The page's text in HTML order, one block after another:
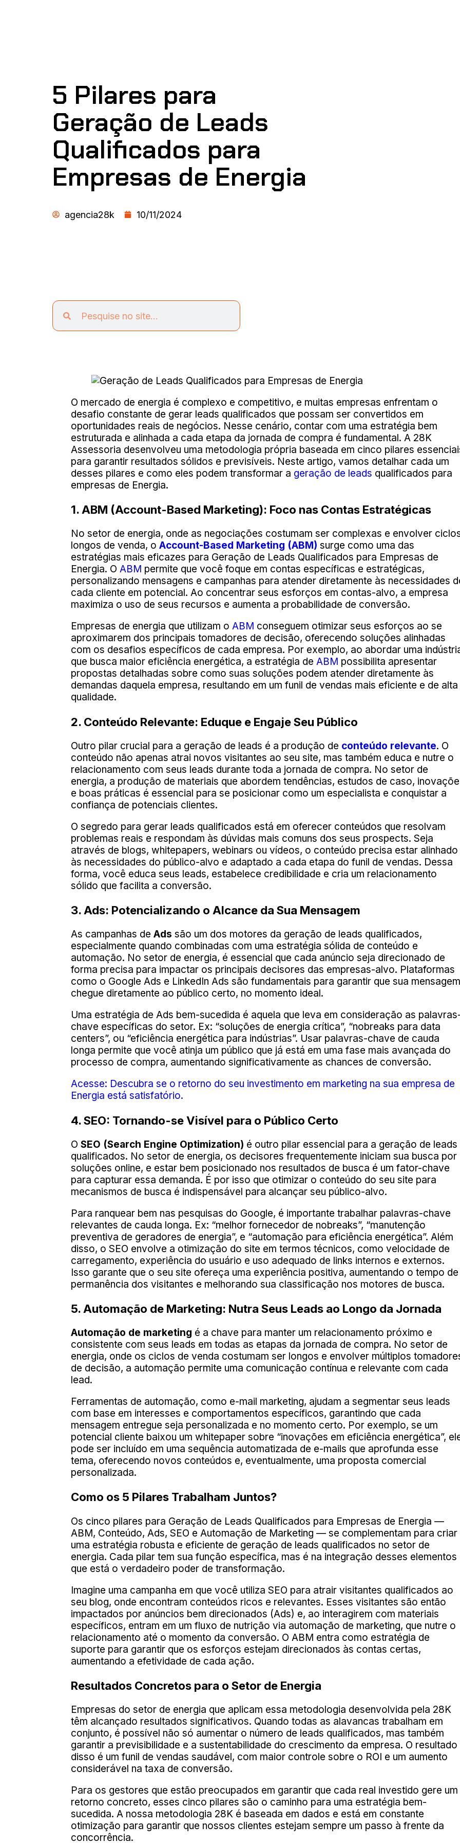
5 Pilares para
Geração de Leads
Qualificados para
Empresas de Energia
agencia28k 10/11/2024
O mercado de energia é complexo e competitivo, e muitas empresas enfrentam o
desafio constante de gerar leads qualificados que possam ser convertidos em
oportunidades reais de negócios. Nesse cenário, contar com uma estratégia bem
estruturada e alinhada a cada etapa da jornada de compra é fundamental. A 28K
Assessoria desenvolveu uma metodologia própria baseada em cinco pilares
para garantir resultados sólidos e previsíveis. Neste artigo, vamos detalhar cada um
desses pilares e como eles podem transformar a geração de leads qualificados para
empresas de Energia.
1. ABM (Account-Based Marketing): Foco nas Contas Estratégicas
No setor de energia, onde as negociações costumam ser complexas e envolver
longos de venda, o Account-Based Marketing (ABM) surge como uma das
estratégias mais eficazes para Geração de Leads Qualificados para Empresas de
Energia. O ABM permite que você foque em contas específicas e estratégicas,
personalizando mensagens e campanhas para atender diretamente às necessidades
cada cliente em potencial. Ao concentrar seus esforços em contas-alvo, a empresa
maximiza o uso de seus recursos e aumenta a probabilidade de conversão.
Empresas de energia que utilizam o ABM conseguem otimizar seus esforços ao se
aproximarem dos principais tomadores de decisão, oferecendo soluções alinhadas
com os desafios específicos de cada empresa. Por exemplo, ao abordar uma
que busca maior eficiência energética, a estratégia de ABM possibilita apresentar
propostas detalhadas sobre como suas soluções podem atender diretamente às
demandas daquela empresa, resultando em um funil de vendas mais eficiente e de alta
qualidade.
2. Conteúdo Relevante: Eduque e Engaje Seu Público
Outro pilar crucial para a geração de leads é a produção de conteúdo relevante. O
conteúdo não apenas atrai novos visitantes ao seu site, mas também educa e nutre o
relacionamento com seus leads durante toda a jornada de compra. No setor de
energia, a produção de materiais que abordem tendências, estudos de caso,
e boas práticas é essencial para se posicionar como um especialista e conquistar a
confiança de potenciais clientes.
O segredo para gerar leads qualificados está em oferecer conteúdos que resolvam
problemas reais e respondam às dúvidas mais comuns dos seus prospects. Seja
através de blogs, whitepapers, webinars ou vídeos, o conteúdo precisa estar alinhado
às necessidades do público-alvo e adaptado a cada etapa do funil de vendas. Dessa
forma, você educa seus leads, estabelece credibilidade e cria um relacionamento
sólido que facilita a conversão.
3. Ads: Potencializando o Alcance da Sua Mensagem
As campanhas de Ads são um dos motores da geração de leads qualificados,
especialmente quando combinadas com uma estratégia sólida de conteúdo e
automação. No setor de energia, é essencial que cada anúncio seja direcionado de
forma precisa para impactar os principais decisores das empresas-alvo. Plataformas
como o Google Ads e LinkedIn Ads são fundamentais para garantir que sua mensagem
chegue diretamente ao público certo, no momento ideal.
Uma estratégia de Ads bem-sucedida é aquela que leva em consideração as
chave específicas do setor. Ex: “soluções de energia crítica”, “nobreaks para data
centers”, ou “eficiência energética para indústrias”. Usar palavras-chave de cauda
longa permite que você atinja um público que já está em uma fase mais avançada do
processo de compra, aumentando significativamente as chances de conversão.
Acesse: Descubra se o retorno do seu investimento em marketing na sua empresa de
Energia está satisfatório.
4. SEO: Tornando-se Visível para o Público Certo
O SEO (Search Engine Optimization) é outro pilar essencial para a geração de leads
qualificados. No setor de energia, os decisores frequentemente iniciam sua busca por
soluções online, e estar bem posicionado nos resultados de busca é um fator-chave
para capturar essa demanda. É por isso que otimizar o conteúdo do seu site para
mecanismos de busca é indispensável para alcançar seu público-alvo.
Para ranquear bem nas pesquisas do Google, é importante trabalhar palavras-chave
relevantes de cauda longa. Ex: “melhor fornecedor de nobreaks”, “manutenção
preventiva de geradores de energia”, e “automação para eficiência energética”. Além
disso, o SEO envolve a otimização do site em termos técnicos, como velocidade de
carregamento, experiência do usuário e uso adequado de links internos e externos.
Isso garante que o seu site ofereça uma experiência positiva, aumentando o tempo de
permanência dos visitantes e melhorando sua classificação nos motores de busca.
5. Automação de Marketing: Nutra Seus Leads ao Longo da Jornada
Automação de marketing é a chave para manter um relacionamento próximo e
consistente com seus leads em todas as etapas da jornada de compra. No setor de
energia, onde os ciclos de venda costumam ser longos e envolver múltiplos
de decisão, a automação permite uma comunicação contínua e relevante com cada
lead.
Ferramentas de automação, como e-mail marketing, ajudam a segmentar seus leads
com base em interesses e comportamentos específicos, garantindo que cada
mensagem entregue seja personalizada e no momento certo. Por exemplo, se um
potencial cliente baixou um whitepaper sobre “inovações em eficiência energética”,
pode ser incluído em uma sequência automatizada de e-mails que aprofunda esse
tema, oferecendo novos conteúdos e, eventualmente, uma proposta comercial
personalizada.
Como os 5 Pilares Trabalham Juntos?
Os cinco pilares para Geração de Leads Qualificados para Empresas de Energia —
ABM, Conteúdo, Ads, SEO e Automação de Marketing — se complementam para criar
uma estratégia robusta e eficiente de geração de leads qualificados no setor de
energia. Cada pilar tem sua função específica, mas é na integração desses elementos
que está o verdadeiro poder de transformação.
Imagine uma campanha em que você utiliza SEO para atrair visitantes qualificados ao
seu blog, onde encontram conteúdos ricos e relevantes. Esses visitantes são então
impactados por anúncios bem direcionados (Ads) e, ao interagirem com materiais
específicos, entram em um fluxo de nutrição via automação de marketing, que nutre o
relacionamento até o momento da conversão. O ABM entra como estratégia de
suporte para garantir que os esforços estejam direcionados às contas certas,
aumentando a efetividade de cada ação.
Resultados Concretos para o Setor de Energia
Empresas do setor de energia que aplicam essa metodologia desenvolvida pela 28K
têm alcançado resultados significativos. Quando todas as alavancas trabalham em
conjunto, é possível não só aumentar o número de leads qualificados, mas também
garantir a previsibilidade e a sustentabilidade do crescimento da empresa. O resultado
disso é um funil de vendas saudável, com maior controle sobre o ROI e um aumento
considerável na taxa de conversão.
Para os gestores que estão preocupados em garantir que cada real investido gere um
retorno concreto, esses cinco pilares são o caminho para uma estratégia bem-
sucedida. A nossa metodologia 28K é baseada em dados e está em constante
otimização para garantir que nossos clientes estejam sempre um passo à frente da
concorrência.